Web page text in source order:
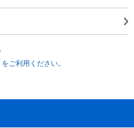
ご利用ください。